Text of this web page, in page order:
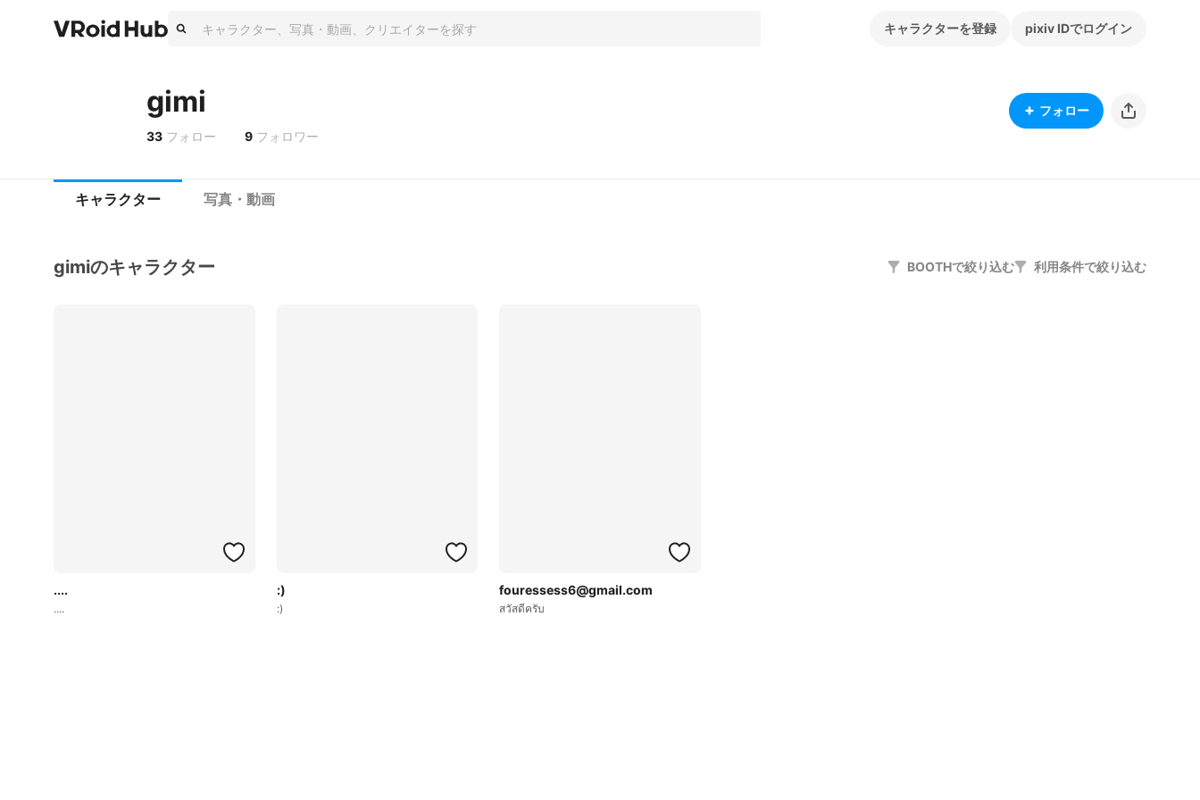
キャラクターを登録 pixiv IDでログイン
gimi
33 フォロー 9 フォロワー
フォロー
キャラクター 写真・動画
gimiのキャラクター BOOTHで絞り込む 利用条件で絞り込む
....
....
:)
:)
fouressess6@gmail.com
สวัสดีครับ